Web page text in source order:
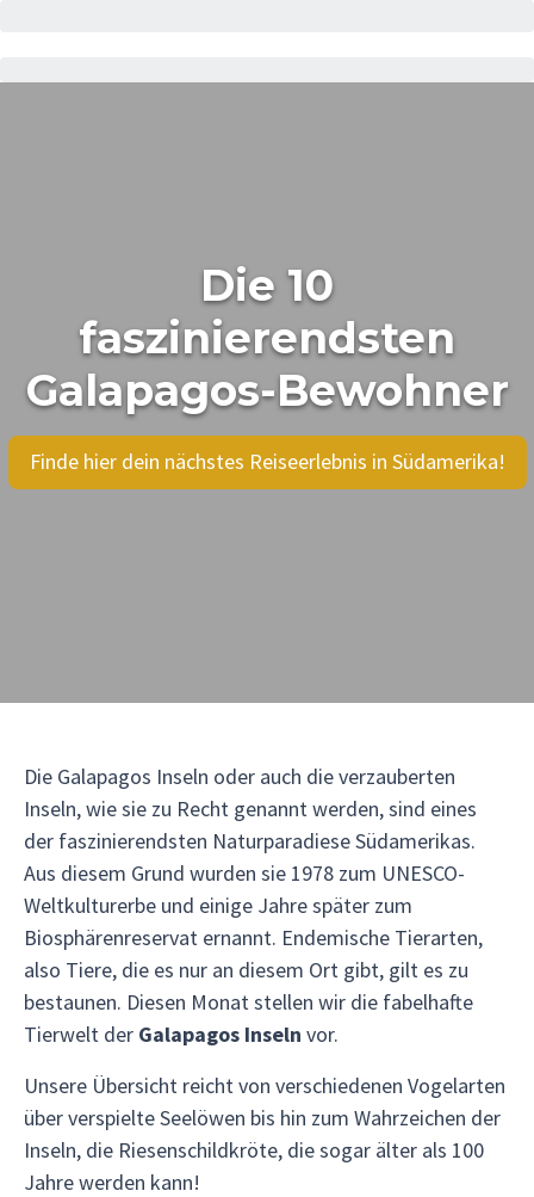
Die 10
faszinierendsten
Galapagos-Bewohner
Finde hier dein nächstes Reiseerlebnis in Südamerika!
Die Galapagos Inseln oder auch die verzauberten
Inseln, wie sie zu Recht genannt werden, sind eines
der faszinierendsten Naturparadiese Südamerikas.
Aus diesem Grund wurden sie 1978 zum UNESCO-
Weltkulturerbe und einige Jahre später zum
Biosphärenreservat ernannt. Endemische Tierarten,
also Tiere, die es nur an diesem Ort gibt, gilt es zu
bestaunen. Diesen Monat stellen wir die fabelhafte
Tierwelt der Galapagos Inseln vor.
Unsere Übersicht reicht von verschiedenen Vogelarten
über verspielte Seelöwen bis hin zum Wahrzeichen der
Inseln, die Riesenschildkröte, die sogar älter als 100
Jahre werden kann!